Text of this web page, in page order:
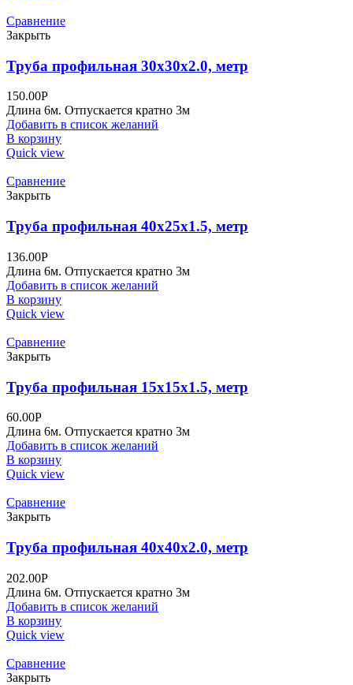
Сравнение
Закрыть
Труба профильная 30х30х2.0, метр
150.00Р
Длина 6м. Отпускается кратно 3м
Добавить в список желаний
В корзину
Quick view
Сравнение
Закрыть
Труба профильная 40х25х1.5, метр
136.00Р
Длина 6м. Отпускается кратно 3м
Добавить в список желаний
В корзину
Quick view
Сравнение
Закрыть
Труба профильная 15х15х1.5, метр
60.00Р
Длина 6м. Отпускается кратно 3м
Добавить в список желаний
В корзину
Quick view
Сравнение
Закрыть
Труба профильная 40х40х2.0, метр
202.00Р
Длина 6м. Отпускается кратно 3м
Добавить в список желаний
В корзину
Quick view
Сравнение
Закрыть